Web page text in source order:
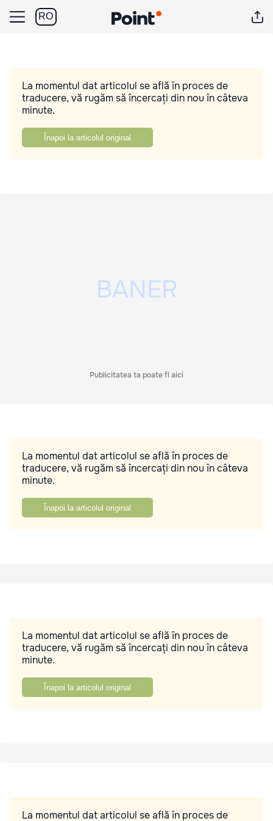
RO
La momentul dat articolul se află în proces de
traducere, vă rugăm să încercați din nou în câteva
minute.
Înapoi la articolul original
Publicitatea ta poate fi aici
La momentul dat articolul se află în proces de
traducere, vă rugăm să încercați din nou în câteva
minute.
Înapoi la articolul original
La momentul dat articolul se află în proces de
traducere, vă rugăm să încercați din nou în câteva
minute.
Înapoi la articolul original
La momentul dat articolul se află în proces de